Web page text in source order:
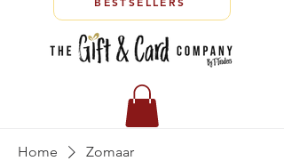
Home Zomaar